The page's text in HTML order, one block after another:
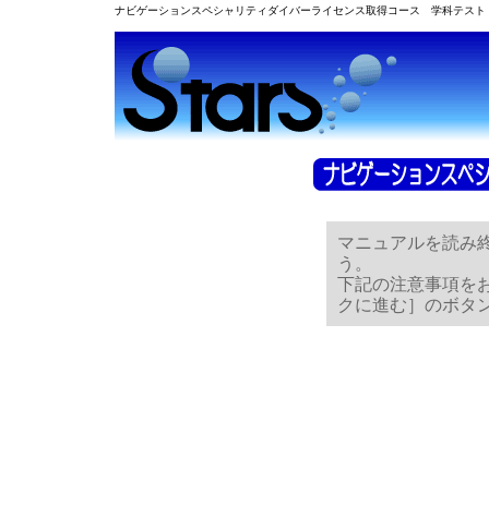
ナビゲーションスペシャリティダイバーライセンス取得コース 学科テスト
マニュアルを読み
う。
下記の注意事項を
クに進む］のボタ